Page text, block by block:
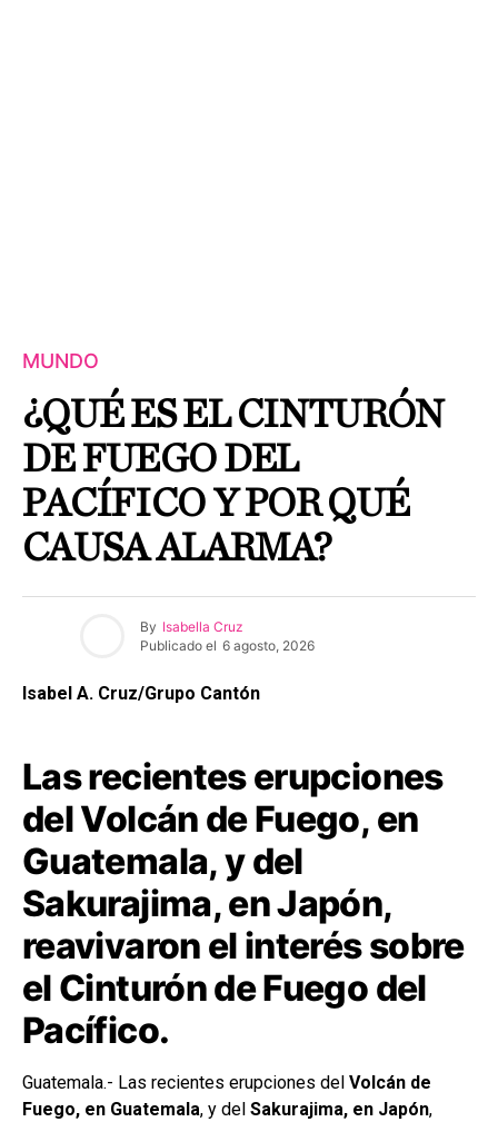
MUNDO
¿QUÉ ES EL CINTURÓN
DE FUEGO DEL
PACÍFICO Y POR QUÉ
CAUSA ALARMA?
By Isabella Cruz
Publicado el 6 agosto, 2026
Isabel A. Cruz/Grupo Cantón
Las recientes erupciones
del Volcán de Fuego, en
Guatemala, y del
Sakurajima, en Japón,
reavivaron el interés sobre
el Cinturón de Fuego del
Pacífico.
Guatemala.- Las recientes erupciones del Volcán de
Fuego, en Guatemala, y del Sakurajima, en Japón,